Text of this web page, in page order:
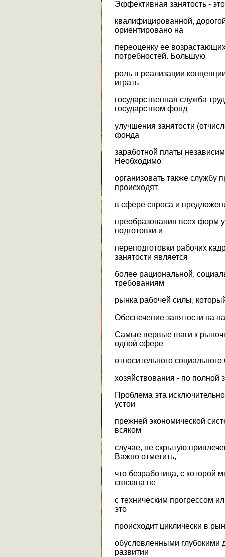
Эффективная занятость -
квалифицированной,
ориентировано на
переоценку ее
потребностей. Большую
роль в реализации
играть
государственная служба
государством фонд
улучшения занятости
фонда
заработной платы
Необходимо
организовать также службу
происходят
в сфере спроса и
преобразования всех форм
подготовки и
переподготовки рабочих
занятости является
более рациональной,
требованиям
рынка рабочей силы,
Обеспечение занятости на
Самые первые шаги к
одной сфере
относительного
хозяйствования - по полной
Проблема эта
устои
прежней экономической
всяком
случае, не скрытую
Важно отметить,
что безработица, с которой
связана не
с техническим прогрессом
это
происходит циклически в
обусловленными
развитии